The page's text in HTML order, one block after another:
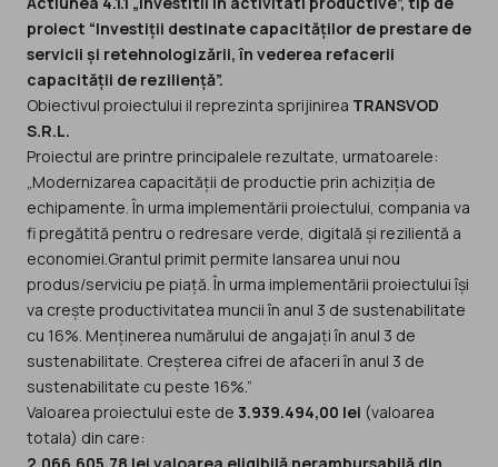
proiect “Investiții destinate capacităților de prestare de
servicii și retehnologizării, în vederea refacerii
capacității de reziliență”.
Obiectivul proiectului il reprezinta sprijinirea TRANSVOD
S.R.L.
Proiectul are printre principalele rezultate, urmatoarele:
„Modernizarea capacității de productie prin achiziția de
echipamente. În urma implementării proiectului, compania va
fi pregătită pentru o redresare verde, digitală și rezilientă a
economiei.Grantul primit permite lansarea unui nou
produs/serviciu pe piață. În urma implementării proiectului își
va crește productivitatea muncii în anul 3 de sustenabilitate
cu 16%. Menținerea numărului de angajați în anul 3 de
sustenabilitate. Creșterea cifrei de afaceri în anul 3 de
sustenabilitate cu peste 16%.”
Valoarea proiectului este de 3.939.494,00 lei (valoarea
totala) din care: